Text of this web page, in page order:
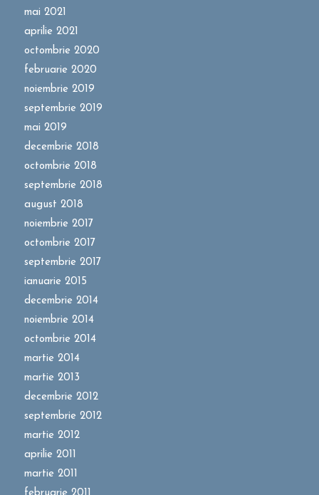
mai 2021
aprilie 2021
octombrie 2020
februarie 2020
noiembrie 2019
septembrie 2019
mai 2019
decembrie 2018
octombrie 2018
septembrie 2018
august 2018
noiembrie 2017
octombrie 2017
septembrie 2017
ianuarie 2015
decembrie 2014
noiembrie 2014
octombrie 2014
martie 2014
martie 2013
decembrie 2012
septembrie 2012
martie 2012
aprilie 2011
martie 2011